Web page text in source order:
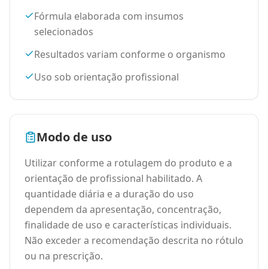
Fórmula elaborada com insumos
selecionados
Resultados variam conforme o organismo
Uso sob orientação profissional
Modo de uso
Utilizar conforme a rotulagem do produto e a
orientação de profissional habilitado. A
quantidade diária e a duração do uso
dependem da apresentação, concentração,
finalidade de uso e características individuais.
Não exceder a recomendação descrita no rótulo
ou na prescrição.